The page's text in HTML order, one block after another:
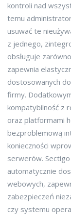
kontroli nad
temu
usuwać te
z jednego,
obsługuje
zapewnia
dostosowanych
firmy.
kompatybilność z
oraz platformami
bezproblemową
konieczności
serwerów.
automatycznie
webowych,
zabezpieczeń
czy systemu